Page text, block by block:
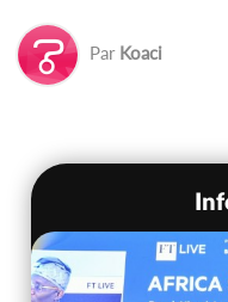
Par Koaci